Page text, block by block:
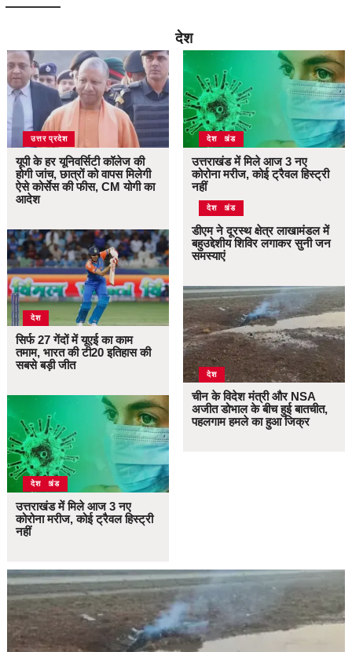
देश
उत्तर प्रदेश
यूपी के हर यूनिवर्सिटी कॉलेज की
होगी जांच, छात्रों को वापस मिलेगी
ऐसे कोर्सेस की फीस, CM योगी का
आदेश
देश
सिर्फ 27 गेंदों में यूएई का काम
तमाम, भारत की टी20 इतिहास की
सबसे बड़ी जीत
उत्तराखंड
देश
उत्तराखंड में मिले आज 3 नए
कोरोना मरीज, कोई ट्रैवल हिस्ट्री
नहीं
उत्तराखंड
देश
उत्तराखंड में मिले आज 3 नए
कोरोना मरीज, कोई ट्रैवल हिस्ट्री
नहीं
उत्तराखंड
देश
डीएम ने दूरस्थ क्षेत्र लाखामंडल में
बहुउद्देशीय शिविर लगाकर सुनी जन
समस्याएं
देश
चीन के विदेश मंत्री और NSA
अजीत डोभाल के बीच हुई बातचीत,
पहलगाम हमले का हुआ जिक्र